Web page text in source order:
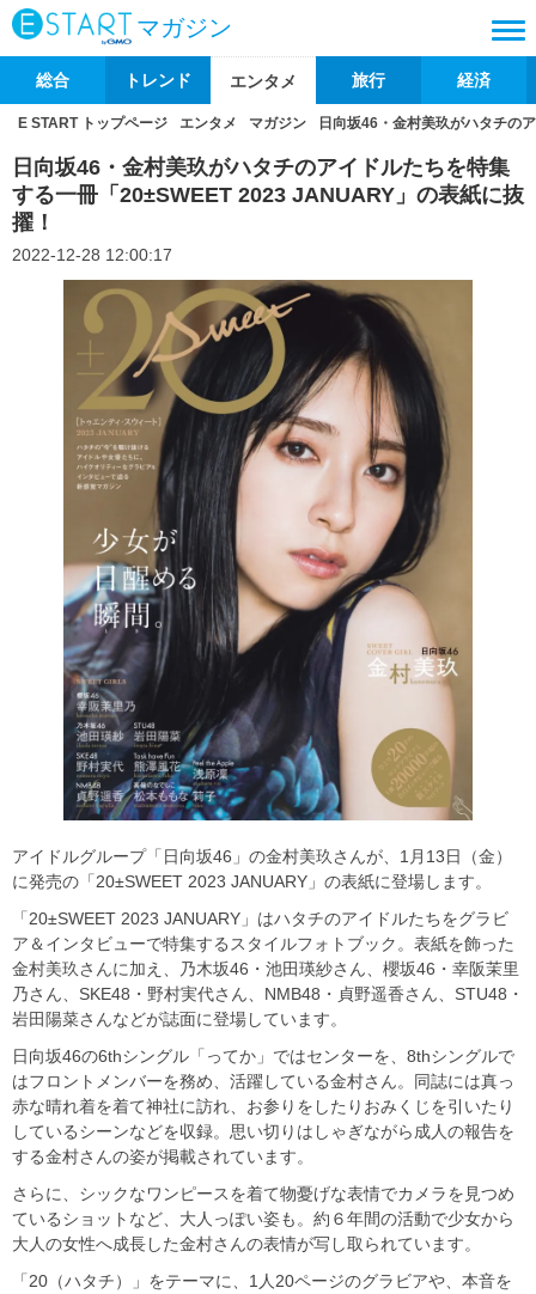
マガジン
総合 トレンド エンタメ 旅行 経済
E START トップページ エンタメ マガジン 日向坂46・金村美玖がハタチの
日向坂46・金村美玖がハタチのアイドルたちを特集
する一冊「20±SWEET 2023 JANUARY」の表紙に抜
擢！
2022-12-28 12:00:17
アイドルグループ「日向坂46」の金村美玖さんが、1月13日（金）
に発売の「20±SWEET 2023 JANUARY」の表紙に登場します。
「20±SWEET 2023 JANUARY」はハタチのアイドルたちをグラビ
ア＆インタビューで特集するスタイルフォトブック。表紙を飾った
金村美玖さんに加え、乃木坂46・池田瑛紗さん、櫻坂46・幸阪茉里
乃さん、SKE48・野村実代さん、NMB48・貞野遥香さん、STU48・
岩田陽菜さんなどが誌面に登場しています。
日向坂46の6thシングル「ってか」ではセンターを、8thシングルで
はフロントメンバーを務め、活躍している金村さん。同誌には真っ
赤な晴れ着を着て神社に訪れ、お参りをしたりおみくじを引いたり
しているシーンなどを収録。思い切りはしゃぎながら成人の報告を
する金村さんの姿が掲載されています。
さらに、シックなワンピースを着て物憂げな表情でカメラを見つめ
ているショットなど、大人っぽい姿も。約６年間の活動で少女から
大人の女性へ成長した金村さんの表情が写し取られています。
「20（ハタチ）」をテーマに、1人20ページのグラビアや、本音を